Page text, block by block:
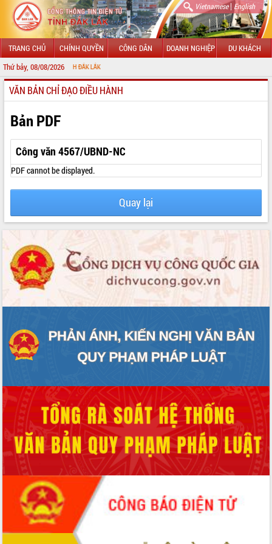
Vietnamese| English
TRANG CHỦ CHÍNH QUYỀN CÔNG DÂN DOANH NGHIỆP DU KHÁCH
Thứ bảy, 08/08/2026
GIỚI THIỆU
LÃNH ĐẠO UBND TỈNH
TIN TỨC SỰ KIỆN
SỞ, BAN, NGÀNH
UBND CÁC XÃ, PHƯỜNG
THÔNG TIN CHỈ ĐẠO ĐIỀU HÀNH
VĂN BẢN HĐND TỈNH
ĐIỂM TIN VĂN BẢN
VĂN BẢN CHỈ ĐẠO ĐIỀU HÀNH
Bản PDF
Công văn 4567/UBND-NC
PDF cannot be displayed.
Quay lại